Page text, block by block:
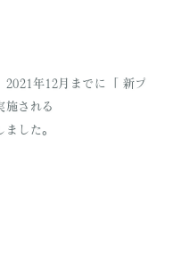
2021年12月までに「 新プ
施される
した。